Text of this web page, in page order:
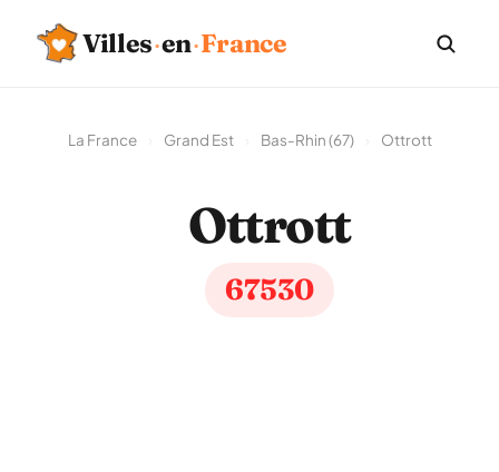
Villes·en·France
La France Grand Est Bas-Rhin (67) Ottrott
Ottrott
67530